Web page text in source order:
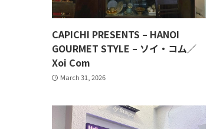
CAPICHI PRESENTS – HANOI
GOURMET STYLE – ソイ・コム／
Xoi Com
March 31, 2026